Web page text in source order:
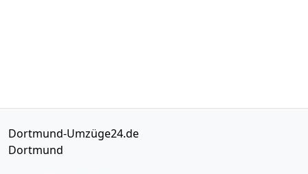
Dortmund-Umzüge24.de
Dortmund